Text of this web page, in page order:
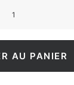
AU PANIER